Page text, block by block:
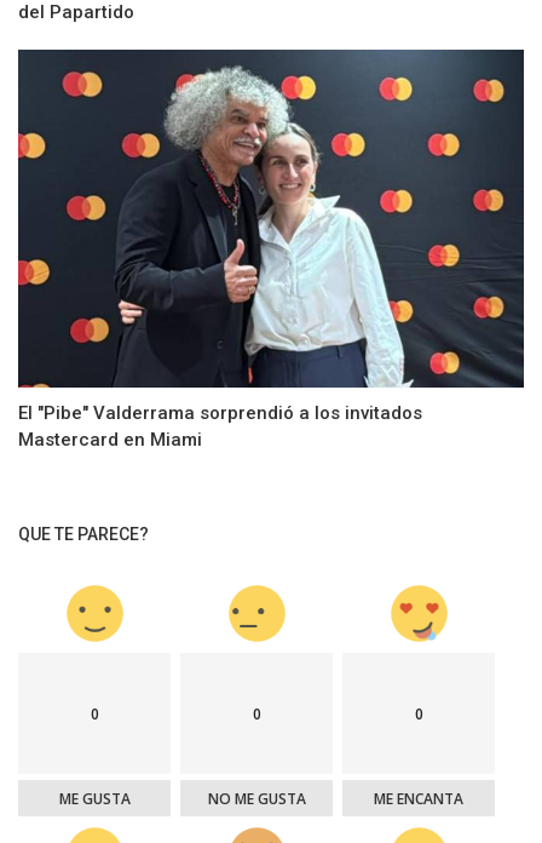
del Papartido
El "Pibe" Valderrama sorprendió a los invitados
Mastercard en Miami
QUE TE PARECE?
0
ME GUSTA
0
NO ME GUSTA
0
ME ENCANTA